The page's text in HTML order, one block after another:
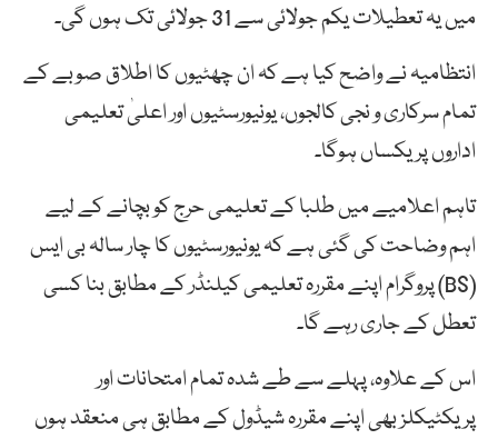
میں یہ تعطیلات یکم جولائی سے 31 جولائی تک ہوں گی۔
انتظامیہ نے واضح کیا ہے کہ ان چھٹیوں کا اطلاق صوبے کے
تمام سرکاری و نجی کالجوں، یونیورسٹیوں اور اعلیٰ تعلیمی
اداروں پر یکساں ہوگا۔
تاہم اعلامیے میں طلبا کے تعلیمی حرج کو بچانے کے لیے
اہم وضاحت کی گئی ہے کہ یونیورسٹیوں کا چار سالہ بی ایس
(BS) پروگرام اپنے مقررہ تعلیمی کیلنڈر کے مطابق بنا کسی
تعطل کے جاری رہے گا۔
اس کے علاوہ، پہلے سے طے شدہ تمام امتحانات اور
پریکٹیکلز بھی اپنے مقررہ شیڈول کے مطابق ہی منعقد ہوں